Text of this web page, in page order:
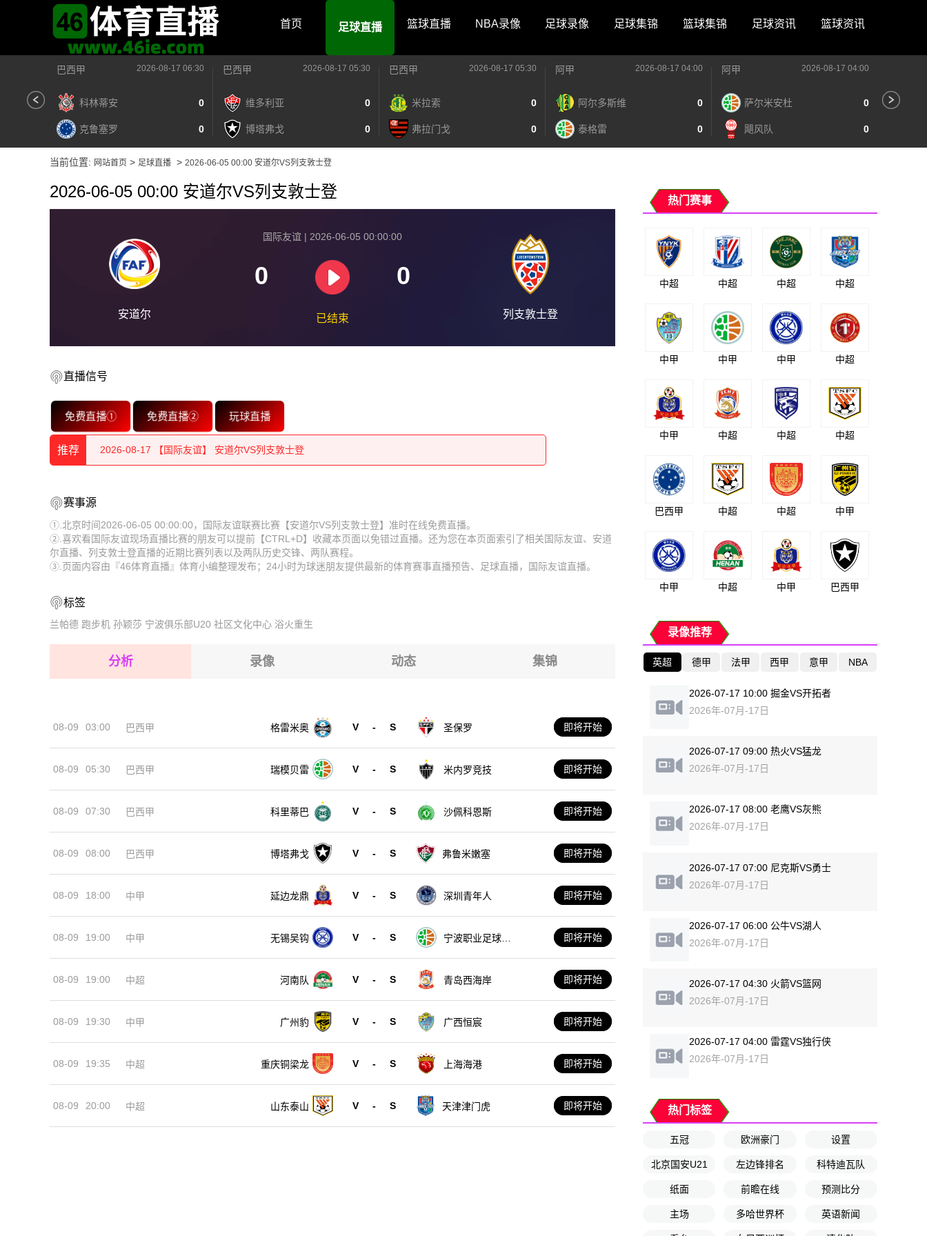
首页 足球直播 篮球直播 NBA录像 足球录像 足球集锦 篮球集锦 足球资讯 篮球资讯
巴西甲 2026-08-17 06:30
科林蒂安 0
克鲁塞罗 0
巴西甲 2026-08-17 05:30
维多利亚 0
博塔弗戈 0
巴西甲 2026-08-17 05:30
米拉索 0
弗拉门戈 0
阿甲 2026-08-17 04:00
阿尔多斯维 0
泰格雷 0
阿甲 2026-08-17 04:00
萨尔米安杜 0
飓风队 0
当前位置: 网站首页 > 足球直播 > 2026-06-05 00:00 安道尔VS列支敦士登
2026-06-05 00:00 安道尔VS列支敦士登
安道尔
国际友谊 | 2026-06-05 00:00:00
0 0
已结束 列支敦士登
直播信号
免费直播① 免费直播② 玩球直播
推荐
2026-08-17 【国际友谊】 安道尔VS列支敦士登
2026-08-17 【国际友谊】 安道尔VS列支敦士登
2026-08-17 【国际友谊】 安道尔VS列支敦士登
2026-08-17 【国际友谊】 安道尔VS列支敦士登
2026-08-17 【国际友谊】 安道尔VS列支敦士登
2026-08-17 【国际友谊】 安道尔VS列支敦士登
2026-08-17 【国际友谊】 安道尔VS列支敦士登
2026-08-17 【国际友谊】 安道尔VS列支敦士登
2026-08-17 【国际友谊】 安道尔VS列支敦士登
2026-08-17 【国际友谊】 安道尔VS列支敦士登
2026-08-17 【国际友谊】 安道尔VS列支敦士登
赛事源
①.北京时间2026-06-05 00:00:00，国际友谊联赛比赛【安道尔VS列支敦士登】准时在线免费直播。
②.喜欢看国际友谊现场直播比赛的朋友可以提前【CTRL+D】收藏本页面以免错过直播。还为您在本页面索引了相关国际友谊、安道
尔直播、列支敦士登直播的近期比赛列表以及两队历史交锋、两队赛程。
③.页面内容由『46体育直播』体育小编整理发布；24小时为球迷朋友提供最新的体育赛事直播预告、足球直播，国际友谊直播。
标签
兰帕德 跑步机 孙颖莎 宁波俱乐部U20 社区文化中心 浴火重生
分析 录像 动态 集锦
08-09 03:00 巴西甲 格雷米奥 V - S 圣保罗 即将开始
08-09 05:30 巴西甲 瑞模贝雷 V - S 米内罗竞技 即将开始
08-09 07:30 巴西甲 科里蒂巴 V - S 沙佩科恩斯 即将开始
08-09 08:00 巴西甲 博塔弗戈 V - S 弗鲁米嫩塞 即将开始
08-09 18:00 中甲 延边龙鼎 V - S 深圳青年人 即将开始
08-09 19:00 中甲 无锡吴钩 V - S
宁波职业足球俱
即将开始
08-09 19:00 中超 河南队 V - S 青岛西海岸 即将开始
08-09 19:30 中甲 广州豹 V - S 广西恒宸 即将开始
08-09 19:35 中超 重庆铜梁龙 V - S 上海海港 即将开始
08-09 20:00 中超 山东泰山 V - S 天津津门虎 即将开始
热门赛事
中超 中超 中超 中超
中甲 中甲 中甲 中超
中甲 中超 中超 中超
巴西甲 中超 中超 中甲
中甲 中超 中甲 巴西甲
录像推荐
英超 德甲 法甲 西甲 意甲 NBA
2026-07-17 10:00 掘金VS开拓者
2026年-07月-17日
2026-07-17 09:00 热火VS猛龙
2026年-07月-17日
2026-07-17 08:00 老鹰VS灰熊
2026年-07月-17日
2026-07-17 07:00 尼克斯VS勇士
2026年-07月-17日
2026-07-17 06:00 公牛VS湖人
2026年-07月-17日
2026-07-17 04:30 火箭VS篮网
2026年-07月-17日
2026-07-17 04:00 雷霆VS独行侠
2026年-07月-17日
热门标签
五冠 欧洲豪门 设置
北京国安U21 左边锋排名 科特迪瓦队
纸面 前瞻在线 预测比分
主场 多哈世界杯 英语新闻